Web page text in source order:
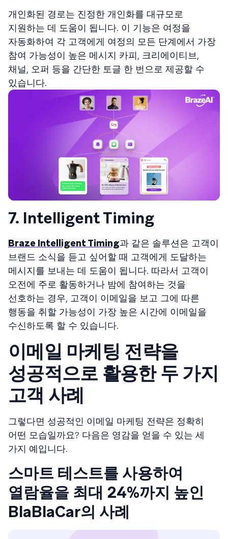
개인화된 경로는 진정한 개인화를 대규모로
지원하는 데 도움이 됩니다. 이 기능은 여정을
자동화하여 각 고객에게 여정의 모든 단계에서 가장
참여 가능성이 높은 메시지 카피, 크리에이티브,
채널, 오퍼 등을 간단한 토글 한 번으로 제공할 수
있습니다.
7. Intelligent Timing
Braze Intelligent Timing과 같은 솔루션은 고객이
브랜드 소식을 듣고 싶어할 때 고객에게 도달하는
메시지를 보내는 데 도움이 됩니다. 따라서 고객이
오전에 주로 활동하거나 밤에 참여하는 것을
선호하는 경우, 고객이 이메일을 보고 그에 따른
행동을 취할 가능성이 가장 높은 시간에 이메일을
수신하도록 할 수 있습니다.
이메일 마케팅 전략을
성공적으로 활용한 두 가지
고객 사례
그렇다면 성공적인 이메일 마케팅 전략은 정확히
어떤 모습일까요? 다음은 영감을 얻을 수 있는 세
가지 예입니다.
스마트 테스트를 사용하여
열람율을 최대 24%까지 높인
BlaBlaCar의 사례